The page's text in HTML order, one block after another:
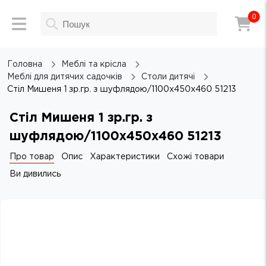
0
Головна
Меблi та крicла
Меблі для дитячих садочків
Столи дитячі
Стіл Мишеня 1 зр.гр. з шуфлядою/1100х450х460 51213
Стіл Мишеня 1 зр.гр. з
шуфлядою/1100х450х460 51213
Про товар Опис Характеристики Схожі товари
Ви дивились